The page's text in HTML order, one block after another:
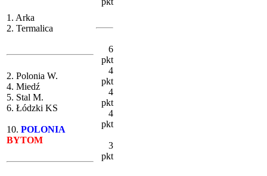
1. Arka
2. Termalica
2. Polonia W.
4. Miedź
5. Stal M.
6. Łódzki KS
10. POLONIA
BYTOM
6
pkt
4
pkt
4
pkt
4
pkt
3
pkt